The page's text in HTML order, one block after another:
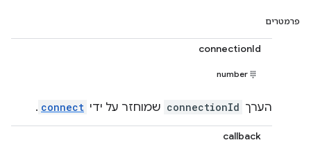
פרמטרים
connectionId
number
הערך connectionId שמוחזר על ידי connect
.
callback